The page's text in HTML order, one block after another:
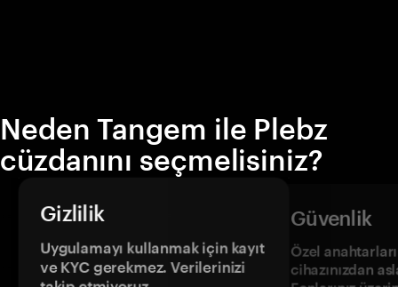
Neden Tangem ile Plebz
cüzdanını seçmelisiniz?
Gizlilik
Uygulamayı kullanmak için kayıt
ve KYC gerekmez. Verilerinizi
Güvenlik
Özel
cihazınızdan